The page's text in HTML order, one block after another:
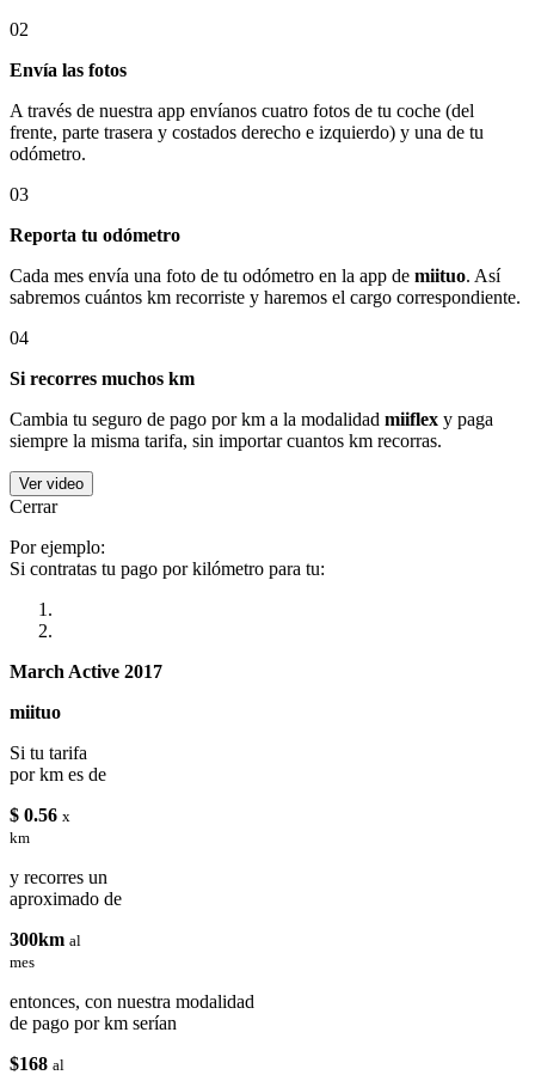
02
Envía las fotos
A través de nuestra app envíanos cuatro fotos de tu coche (del
frente, parte trasera y costados derecho e izquierdo) y una de tu
odómetro.
03
Reporta tu odómetro
Cada mes envía una foto de tu odómetro en la app de miituo. Así
sabremos cuántos km recorriste y haremos el cargo correspondiente.
04
Si recorres muchos km
Cambia tu seguro de pago por km a la modalidad miiflex y paga
siempre la misma tarifa, sin importar cuantos km recorras.
Ver video
Cerrar
Por ejemplo:
Si contratas tu pago por kilómetro para tu:
March Active 2017
miituo
Si tu tarifa
por km es de
$ 0.56 x
km
y recorres un
aproximado de
300km al
mes
entonces, con nuestra modalidad
de pago por km serían
$168 al